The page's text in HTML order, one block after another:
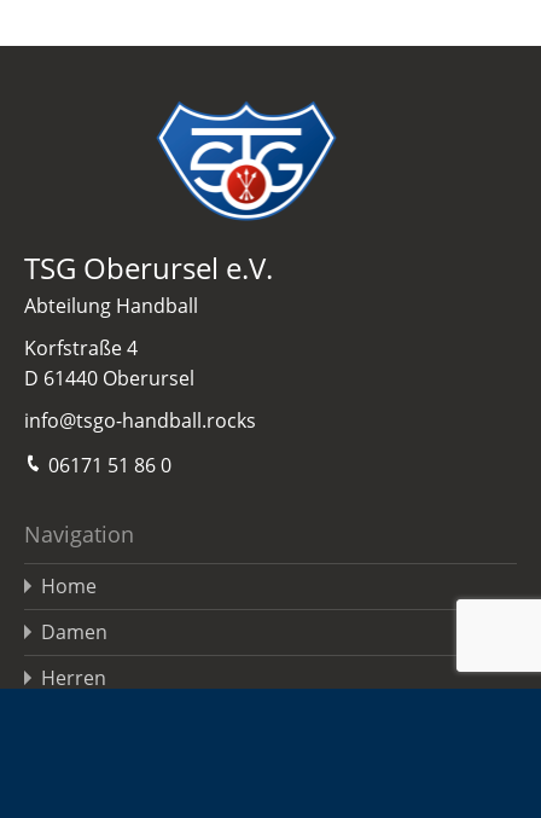
TSG Oberursel e.V.
Abteilung Handball
Korfstraße 4
D 61440 Oberursel
info@tsgo-handball.rocks
06171 51 86 0
Navigation
Home
Damen
Herren